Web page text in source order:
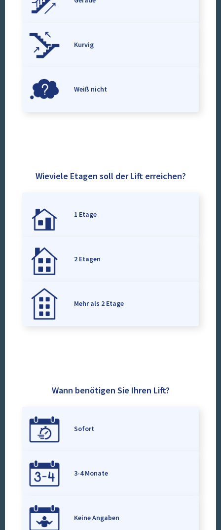
Kurvig
Weiß nicht
Wieviele Etagen soll der Lift erreichen?
1 Etage
2 Etagen
Mehr als 2 Etage
Wann benötigen Sie Ihren Lift?
Sofort
3-4 Monate
Keine Angaben